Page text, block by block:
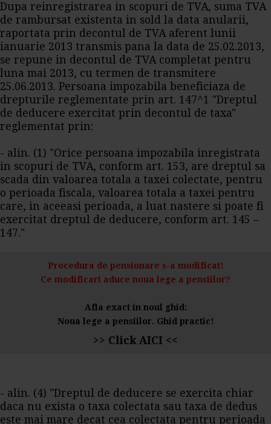
Dupa reinregistrarea in scopuri de TVA, suma TVA
de rambursat existenta in sold la data anularii,
raportata prin decontul de TVA aferent lunii
ianuarie 2013 transmis pana la data de 25.02.2013,
se repune in decontul de TVA completat pentru
luna mai 2013, cu termen de transmitere
25.06.2013. Persoana impozabila beneficiaza de
drepturile reglementate prin art. 147^1 "Dreptul
de deducere exercitat prin decontul de taxa"
reglementat prin:
- alin. (1) "Orice persoana impozabila inregistrata
in scopuri de TVA, conform art. 153, are dreptul sa
scada din valoarea totala a taxei colectate, pentru
o perioada fiscala, valoarea totala a taxei pentru
care, in aceeasi perioada, a luat nastere si poate fi
exercitat dreptul de deducere, conform art. 145 –
147."
Procedura de pensionare s-a modificat!
Ce modificari aduce noua lege a pensiilor?
Afla exact in noul ghid:
Noua lege a pensiilor. Ghid practic!
>> Click AICI <<
- alin. (4) "Dreptul de deducere se exercita chiar
daca nu exista o taxa colectata sau taxa de dedus
este mai mare decat cea colectata pentru perioada